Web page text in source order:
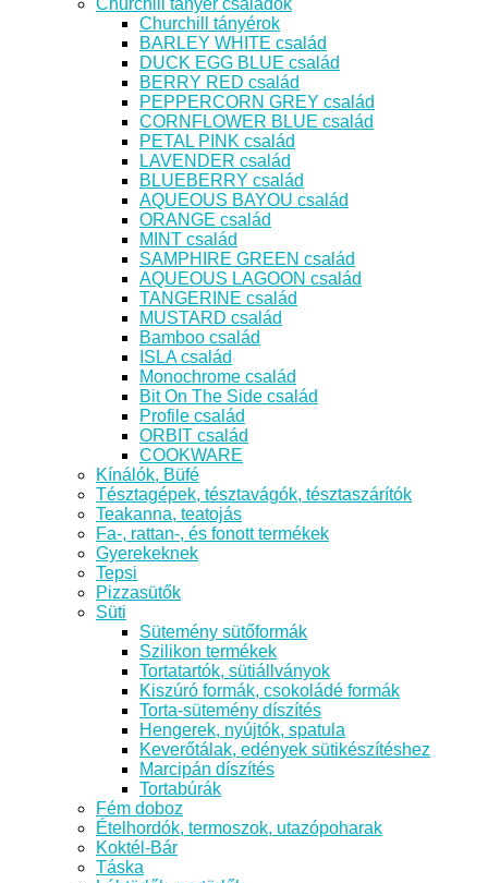
Churchill tányérok
BARLEY WHITE család
DUCK EGG BLUE család
BERRY RED család
PEPPERCORN GREY család
CORNFLOWER BLUE család
PETAL PINK család
LAVENDER család
BLUEBERRY család
AQUEOUS BAYOU család
ORANGE család
MINT család
SAMPHIRE GREEN család
AQUEOUS LAGOON család
TANGERINE család
MUSTARD család
Bamboo család
ISLA család
Monochrome család
Bit On The Side család
Profile család
ORBIT család
COOKWARE
Kínálók, Büfé
Tésztagépek, tésztavágók, tésztaszárítók
Teakanna, teatojás
Fa-, rattan-, és fonott termékek
Gyerekeknek
Tepsi
Pizzasütők
Süti
Sütemény sütőformák
Szilikon termékek
Tortatartók, sütiállványok
Kiszúró formák, csokoládé formák
Torta-sütemény díszítés
Hengerek, nyújtók, spatula
Keverőtálak, edények sütikészítéshez
Marcipán díszítés
Tortabúrák
Fém doboz
Ételhordók, termoszok, utazópoharak
Koktél-Bár
Táska